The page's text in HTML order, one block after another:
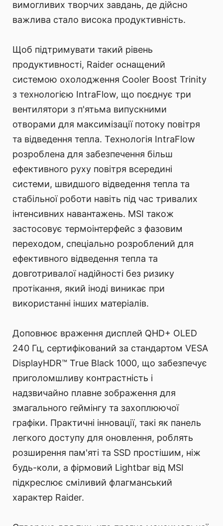
вимогливих творчих завдань, де дійсно
важлива стало висока продуктивність.
Щоб підтримувати такий рівень
продуктивності, Raider оснащений
системою охолодження Cooler Boost Trinity
з технологією IntraFlow, що поєднує три
вентилятори з п'ятьма випускними
отворами для максимізації потоку повітря
та відведення тепла. Технологія IntraFlow
розроблена для забезпечення більш
ефективного руху повітря всередині
системи, швидшого відведення тепла та
стабільної роботи навіть під час тривалих
інтенсивних навантажень. MSI також
застосовує термоінтерфейс з фазовим
переходом, спеціально розроблений для
ефективного відведення тепла та
довготривалої надійності без ризику
протікання, який іноді виникає при
використанні інших матеріалів.
Доповнює враження дисплей QHD+ OLED
240 Гц, сертифікований за стандартом VESA
DisplayHDR™ True Black 1000, що забезпечує
приголомшливу контрастність і
надзвичайно плавне зображення для
змагального геймінгу та захоплюючої
графіки. Практичні інновації, такі як панель
легкого доступу для оновлення, роблять
розширення пам'яті та SSD простішим, ніж
будь-коли, а фірмовий Lightbar від MSI
підкреслює сміливий флагманський
характер Raider.